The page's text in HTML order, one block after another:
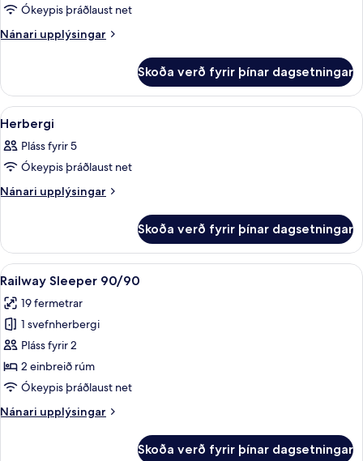
fyrir
Herbergi
Ókeypis þráðlaust net
Nánari upplýsingar
Nánari
Skoða verð fyrir þínar dagsetningar
Skoða
allar
myndir
fyrir
Herbergi
Dúnsængur, skrifborð,
4
Herbergi
Pláss fyrir 5
Ókeypis þráðlaust net
Nánari upplýsingar
Nánari
Skoða verð fyrir þínar dagsetningar
Skoða
allar
myndir
fyrir
Railway
Sleeper
90/90
Dúnsængur, skrifborð,
8
Railway Sleeper 90/90
19 fermetrar
1 svefnherbergi
Pláss fyrir 2
2 einbreið rúm
Ókeypis þráðlaust net
Nánari upplýsingar
Nánari
Skoða verð fyrir þínar dagsetningar